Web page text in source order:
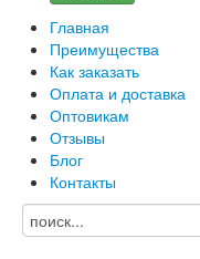
Главная
Преимущества
Как заказать
Оплата и доставка
Оптовикам
Отзывы
Блог
Контакты